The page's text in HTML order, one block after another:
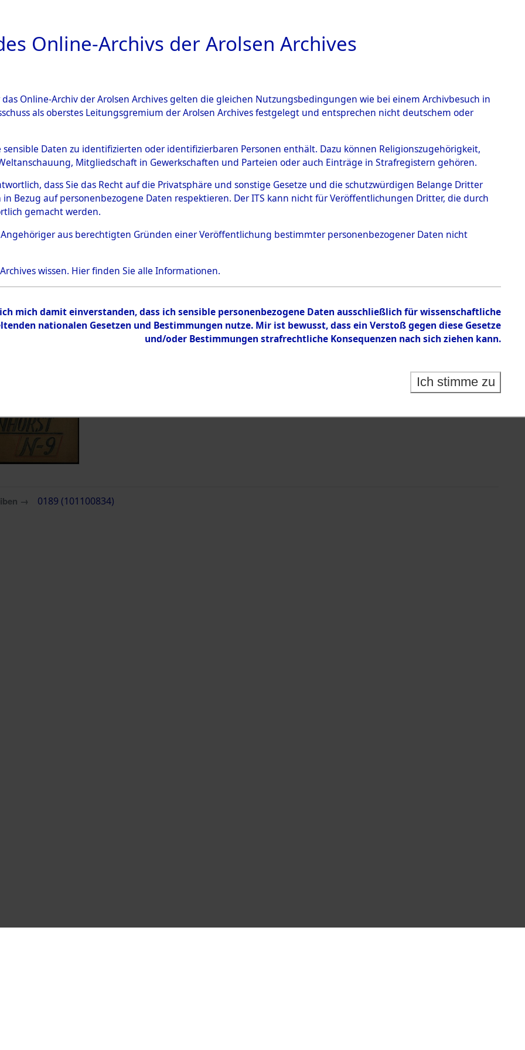
ARCHIVALE ÜBERSICHT BILD
→Stadtkreis Delmenhorst→0189 (101100834)
0189 (101100834)
Übergeordnetes
Niedersachsen
Inhalt
Zur Übersicht
→ 0189 (101100834)
Online-Archivs der Arolsen Archives
Online-Archiv der Arolsen Archives gelten die gleichen Nutzungsbedingungen wie bei einem Archivbesuch in
als oberstes Leitungsgremium der Arolsen Archives festgelegt und entsprechen nicht deutschem oder
sensible Daten zu identifizierten oder identifizierbaren Personen enthält. Dazu können Religionszugehörigkeit,
Mitgliedschaft in Gewerkschaften und Parteien oder auch Einträge in Strafregistern gehören.
dass Sie das Recht auf die Privatsphäre und sonstige Gesetze und die schutzwürdigen Belange Dritter
Bezug auf personenbezogene Daten respektieren. Der ITS kann nicht für Veröffentlichungen Dritter, die durch
gemacht werden.
Angehöriger aus berechtigten Gründen einer Veröffentlichung bestimmter personenbezogener Daten nicht
wissen. Hierfinden Sie alle Informationen.
mich damit einverstanden, dass ich sensible personenbezogene Daten ausschließlich für wissenschaftliche
nationalen Gesetzen und Bestimmungen nutze. Mir ist bewusst, dass ein Verstoß gegen diese Gesetze
und/oder Bestimmungen strafrechtliche Konsequenzen nach sich ziehen kann.
Ich stimme zu